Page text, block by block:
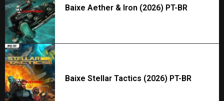
Baixe Aether & Iron (2026) PT-BR
Baixe Stellar Tactics (2026) PT-BR